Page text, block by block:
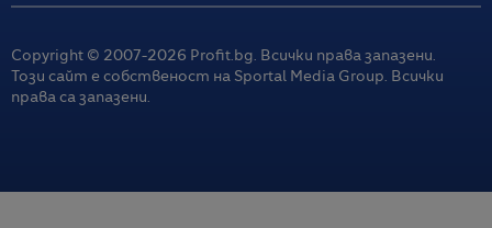
Copyright © 2007-2026 Profit.bg. Всички права запазени.
Този сайт е собственост на Sportal Media Group. Всички
права са запазени.